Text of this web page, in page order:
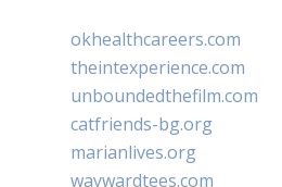
okhealthcareers.com
theintexperience.com
unboundedthefilm.com
catfriends-bg.org
marianlives.org
waywardtees.com